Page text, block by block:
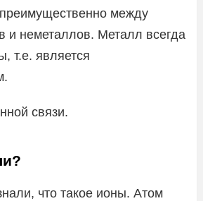
преимущественно между
и неметаллов. Металл всегда
т.е. является
связи.
что такое ионы. Атом